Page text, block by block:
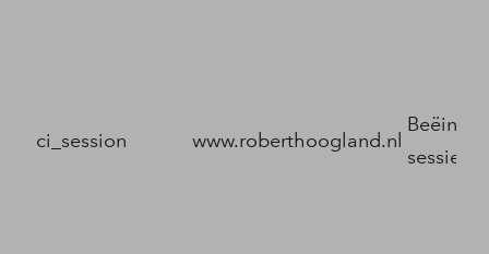
ci_session www.roberthoogland.nl
sessie